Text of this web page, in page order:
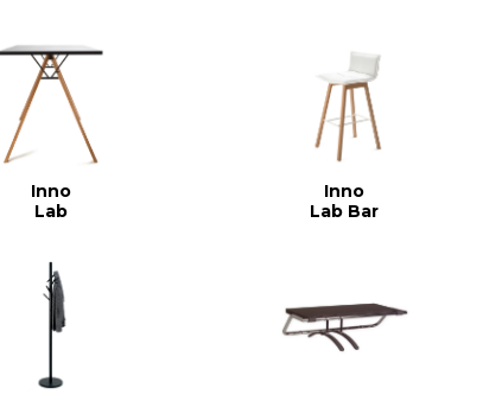
Inno
Lab
Inno
Lab Bar